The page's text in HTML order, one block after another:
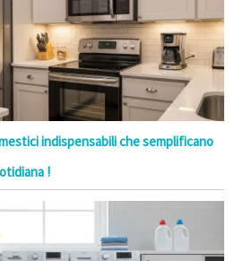
indispensabili che semplificano
!